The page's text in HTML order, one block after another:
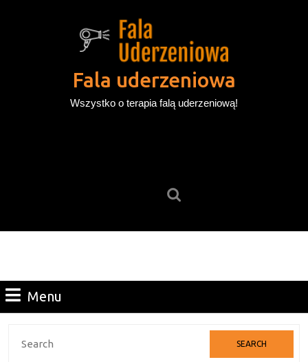
Fala uderzeniowa
Wszystko o terapia falą uderzeniową!
Menu
Search